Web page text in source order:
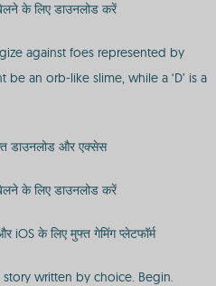
के लिए डाउनलोड करें
against foes represented by
be an orb-like slime, while a ‘D’ is a
डाउनलोड और एक्सेस
के लिए डाउनलोड करें
के लिए मुफ्त गेमिंग प्लेटफॉर्म
written by choice. Begin.